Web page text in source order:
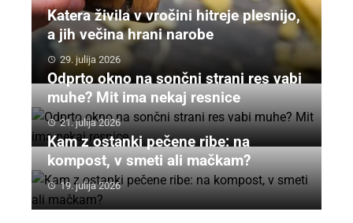
Katera živila v vročini hitreje plesnijo,
a jih večina hrani narobe
29. julija 2026
Odprto okno na sončni strani res vabi
muhe? Mit ima nekaj resnice
21. julija 2026
Kam z ostanki pečene ribe: na
kompost, v smeti ali mačkam?
19. julija 2026